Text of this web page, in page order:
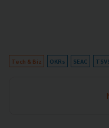
Tech & Biz OKRs SEAC